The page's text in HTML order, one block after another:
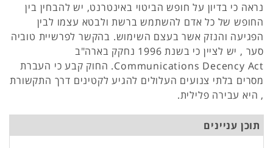
נראה כי בדיון על חופש הביטוי באינטרנט, יש להבחין בין
החופש של כל אדם להשתמש ברשת ולבטא עצמו לבין
הפגיעה והנזק אשר בעצם השימוש. בהקשר לפרשיית טוביה
סער , יש לציין כי בשנת 1996 נחקק בארה"ב
Communications Decency Act. החוק קבע כי העברת
מסרים בלתי צנועים העלולים להגיע לקטינים דרך התקשורת
, היא עבירה פלילית.
תוכן עניינים